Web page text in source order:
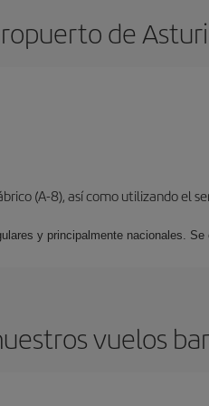
de
(A-8), así como utilizando el
y principalmente nacionales.
vuelos